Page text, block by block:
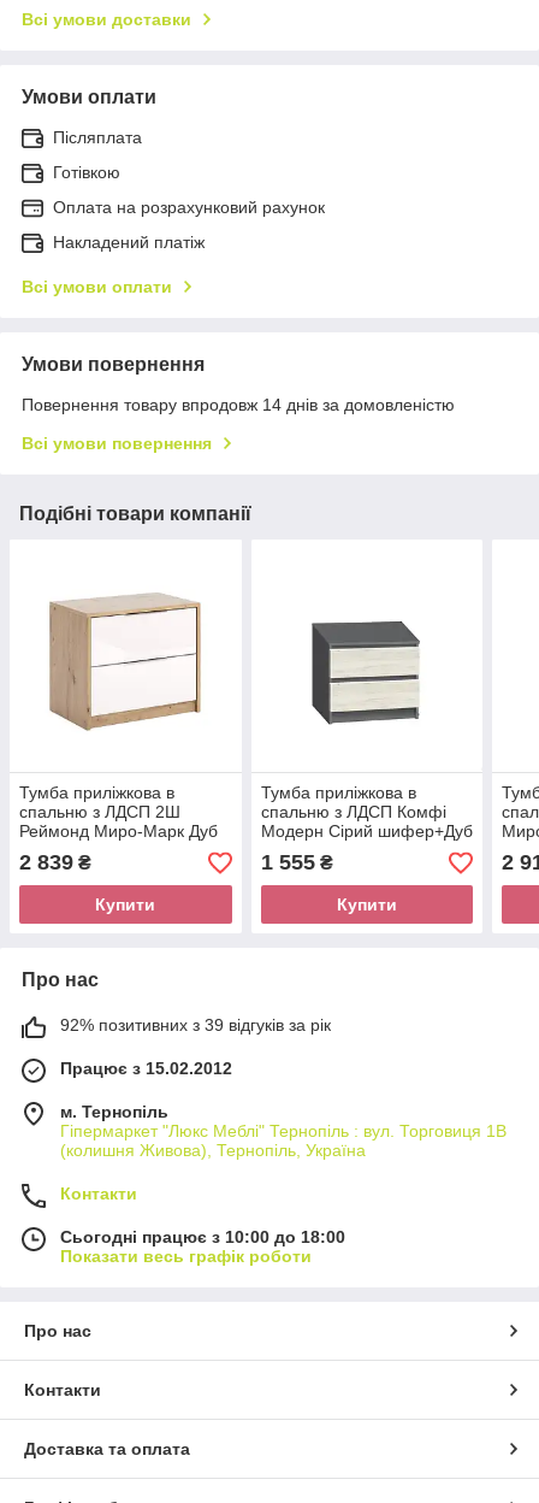
Всі умови доставки
Умови оплати
Післяплата
Готівкою
Оплата на розрахунковий рахунок
Накладений платіж
Всі умови оплати
Умови повернення
Повернення товару впродовж 14 днів за домовленістю
Всі умови повернення
Подібні товари компанії
Тумба приліжкова в
спальню з ЛДСП 2Ш
Реймонд Миро-Марк Дуб
2 839 ₴
Купити
Тумба приліжкова в
спальню з ЛДСП Комфі
Модерн Сірий шифер+Дуб
1 555₴
Купити
2
Про нас
92% позитивних з 39 відгуків за рік
Працює з 15.02.2012
м. Тернопіль
Гіпермаркет "Люкс Меблі" Тернопіль : вул. Торговиця 1В
(колишня Живова), Тернопіль, Україна
Контакти
Сьогодні працює з 10:00 до 18:00
Показати весь графік роботи
Про нас
Контакти
Доставка та оплата